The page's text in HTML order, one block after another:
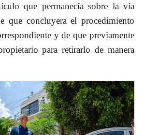
que permanecía sobre la vía
que concluyera el procedimiento
y de que previamente
para retirarlo de manera